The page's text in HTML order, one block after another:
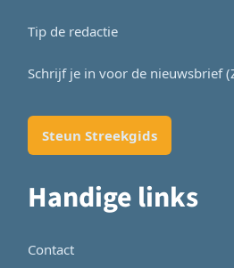
Tip de redactie
Schrijf je in voor de nieuwsbrief
Steun Streekgids
Handige links
Contact